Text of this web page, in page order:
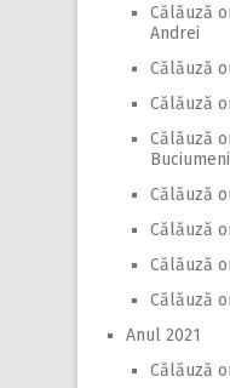
Călăuză
Andrei
Călăuză
Călăuză
Călăuză
Buciumeni
Călăuză
Călăuză
Călăuză
Călăuză
Anul 2021
Călăuză